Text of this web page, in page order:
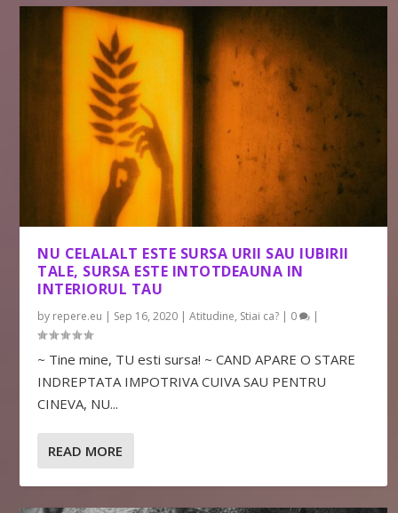
NU CELALALT ESTE SURSA URII SAU IUBIRII
TALE, SURSA ESTE INTOTDEAUNA IN
INTERIORUL TAU
by repere.eu | Sep 16, 2020 |Atitudine, Stiai ca? | 0 |
~ Tine mine, TU esti sursa! ~ CAND APARE O STARE
INDREPTATA IMPOTRIVA CUIVA SAU PENTRU
CINEVA, NU...
READ MORE